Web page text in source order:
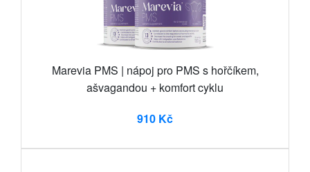
Marevia PMS | nápoj pro PMS s hořčíkem,
ašvagandou + komfort cyklu
910 Kč